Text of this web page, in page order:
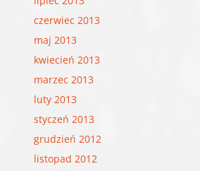
czerwiec 2013
maj 2013
kwiecień 2013
marzec 2013
luty 2013
styczeń 2013
grudzień 2012
listopad 2012